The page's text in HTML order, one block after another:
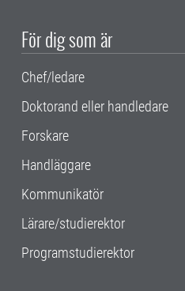
För dig som är
Chef/ledare
Doktorand eller handledare
Forskare
Handläggare
Kommunikatör
Lärare/studierektor
Programstudierektor